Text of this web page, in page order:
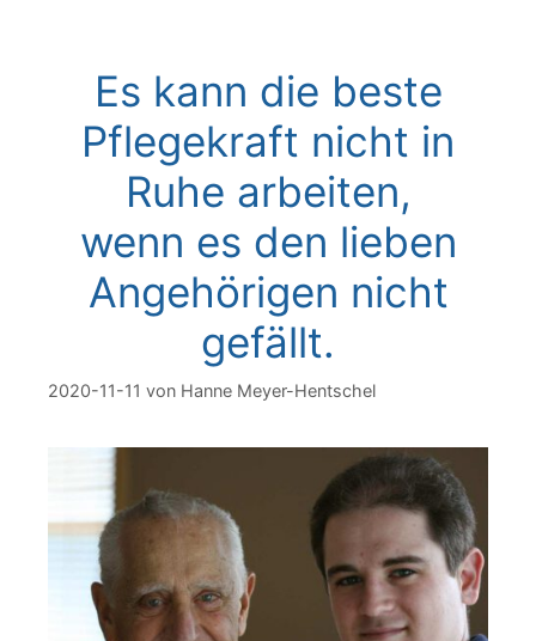
Es kann die beste
Pflegekraft nicht in
Ruhe arbeiten,
wenn es den lieben
Angehörigen nicht
gefällt.
2020-11-11 von Hanne Meyer-Hentschel